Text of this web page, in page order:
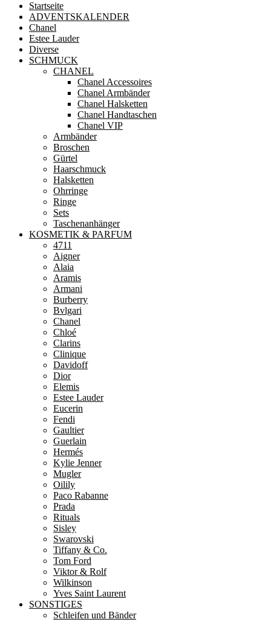
Startseite
ADVENTSKALENDER
Chanel
Estee Lauder
Diverse
SCHMUCK
CHANEL
Chanel Accessoires
Chanel Armbänder
Chanel Halsketten
Chanel Handtaschen
Chanel VIP
Armbänder
Broschen
Gürtel
Haarschmuck
Halsketten
Ohrringe
Ringe
Sets
Taschenanhänger
KOSMETIK & PARFUM
4711
Aigner
Alaia
Aramis
Armani
Burberry
Bvlgari
Chanel
Chloé
Clarins
Clinique
Davidoff
Dior
Elemis
Estee Lauder
Eucerin
Fendi
Gaultier
Guerlain
Hermés
Kylie Jenner
Mugler
Oilily
Paco Rabanne
Prada
Rituals
Sisley
Swarovski
Tiffany & Co.
Tom Ford
Viktor & Rolf
Wilkinson
Yves Saint Laurent
SONSTIGES
Schleifen und Bänder